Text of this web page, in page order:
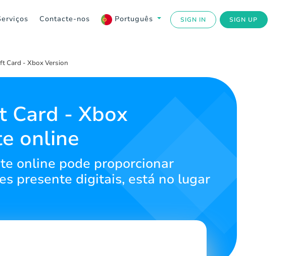
Contacte-nos Português SIGN IN SIGN UP
Card - Xbox Version
Card - Xbox
online
online pode proporcionar
presente digitais, está no lugar